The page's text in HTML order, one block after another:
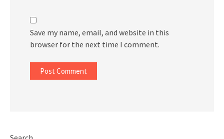
Save my name, email, and website in this
browser for the next time I comment.